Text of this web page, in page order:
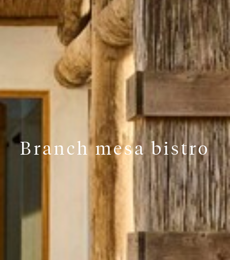
Branch mesa bistro